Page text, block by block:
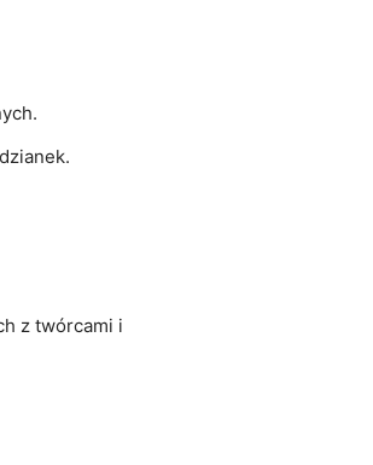
z twórcami i